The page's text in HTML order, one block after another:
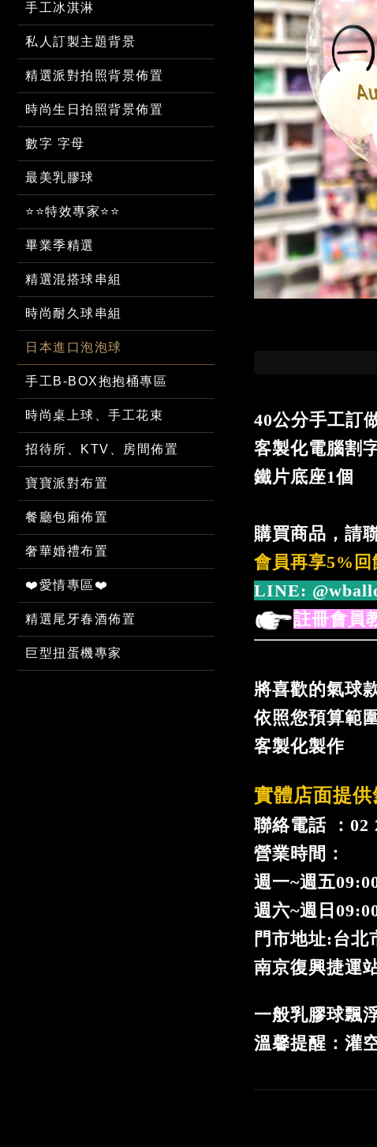
手工冰淇淋
私人訂製主題背景
精選派對拍照背景佈置
時尚生日拍照背景佈置
數字 字母
最美乳膠球
⭐⭐特效專家⭐⭐
畢業季精選
精選混搭球串組
時尚耐久球串組
日本進口泡泡球
手工B-BOX抱抱桶專區
時尚桌上球、手工花束
招待所、KTV、房間佈置
寶寶派對布置
餐廳包廂佈置
奢華婚禮布置
❤️愛情專區❤️
精選尾牙春酒佈置
巨型扭蛋機專家
40公分手工訂
客製化電腦割
鐵片底座1個
購買商品，請
會員再享5%回
LINE:
註冊會員
將喜歡的氣球
依照您預算範
客製化製作
實體店面提
聯絡電話 ：02
營業時間：
週一~週五
週六~週日
門市地址:台北
南京復興捷運
一般乳膠球飄
溫馨提醒：灌